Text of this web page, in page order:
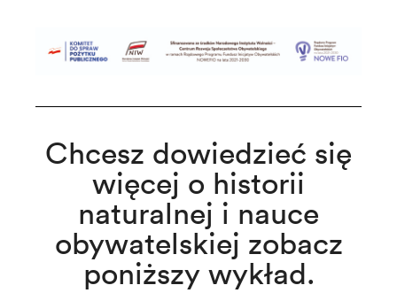
Chcesz dowiedzieć się
więcej o historii
naturalnej i nauce
obywatelskiej zobacz
poniższy wykład.